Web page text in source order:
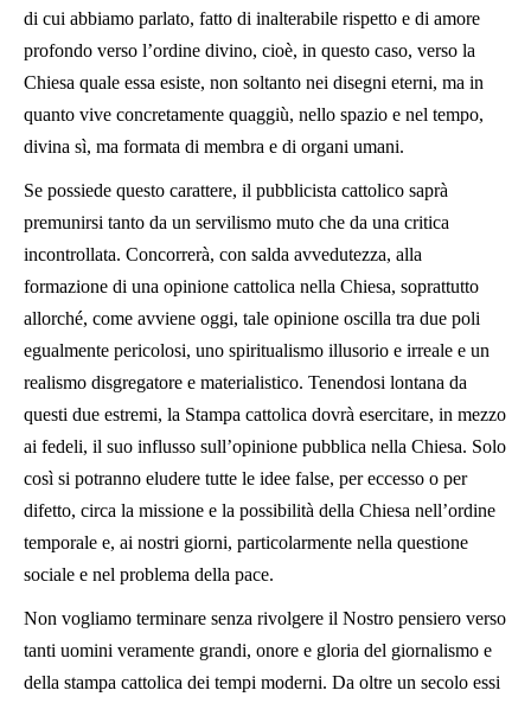
di cui abbiamo parlato, fatto di inalterabile rispetto e di amore
profondo verso l’ordine divino, cioè, in questo caso, verso la
Chiesa quale essa esiste, non soltanto nei disegni eterni, ma in
quanto vive concretamente quaggiù, nello spazio e nel tempo,
divina sì, ma formata di membra e di organi umani.
Se possiede questo carattere, il pubblicista cattolico saprà
premunirsi tanto da un servilismo muto che da una critica
incontrollata. Concorrerà, con salda avvedutezza, alla
formazione di una opinione cattolica nella Chiesa, soprattutto
allorché, come avviene oggi, tale opinione oscilla tra due poli
egualmente pericolosi, uno spiritualismo illusorio e irreale e un
realismo disgregatore e materialistico. Tenendosi lontana da
questi due estremi, la Stampa cattolica dovrà esercitare, in mezzo
ai fedeli, il suo influsso sull’opinione pubblica nella Chiesa. Solo
così si potranno eludere tutte le idee false, per eccesso o per
difetto, circa la missione e la possibilità della Chiesa nell’ordine
temporale e, ai nostri giorni, particolarmente nella questione
sociale e nel problema della pace.
Non vogliamo terminare senza rivolgere il Nostro pensiero verso
tanti uomini veramente grandi, onore e gloria del giornalismo e
della stampa cattolica dei tempi moderni. Da oltre un secolo essi